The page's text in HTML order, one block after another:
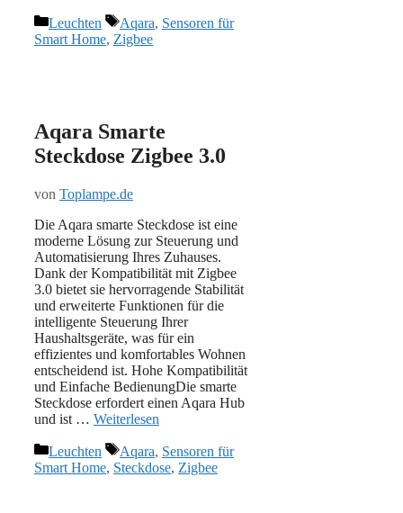
Kategorien
Leuchten Schlagwörter
Aqara, Sensoren für
Smart Home, Zigbee
Aqara Smarte
Steckdose Zigbee 3.0
von Toplampe.de
Die Aqara smarte Steckdose ist eine
moderne Lösung zur Steuerung und
Automatisierung Ihres Zuhauses.
Dank der Kompatibilität mit Zigbee
3.0 bietet sie hervorragende Stabilität
und erweiterte Funktionen für die
intelligente Steuerung Ihrer
Haushaltsgeräte, was für ein
effizientes und komfortables Wohnen
entscheidend ist. Hohe Kompatibilität
und Einfache BedienungDie smarte
Steckdose erfordert einen Aqara Hub
und ist … Weiterlesen
Kategorien
Leuchten Schlagwörter
Aqara, Sensoren für
Smart Home, Steckdose, Zigbee